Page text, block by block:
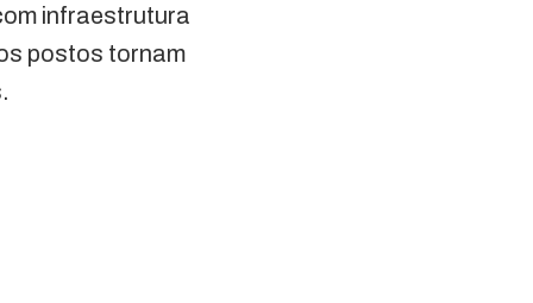
infraestrutura
postos tornam